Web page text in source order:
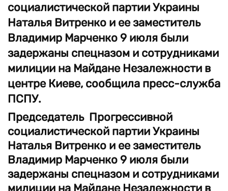
социалистической партии Украины
Наталья Витренко и ее заместитель
Владимир Марченко 9 июля были
задержаны спецназом и сотрудниками
милиции на Майдане Незалежности в
центре Киеве, сообщила пресс-служба
ПСПУ.
Председатель Прогрессивной
социалистической партии Украины
Наталья Витренко и ее заместитель
Владимир Марченко 9 июля были
задержаны спецназом и сотрудниками
милиции на Майдане Незалежности в